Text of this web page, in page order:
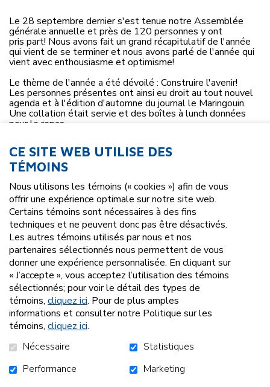
Le 28 septembre dernier s'est tenue notre Assemblée
générale annuelle et près de 120 personnes y ont
pris part! Nous avons fait un grand récapitulatif de l'année
qui vient de se terminer et nous avons parlé de l'année qui
vient avec enthousiasme et optimisme!
Le thème de l'année a été dévoilé : Construire l'avenir!
Les personnes présentes ont ainsi eu droit au tout nouvel
agenda et à l'édition d'automne du journal le Maringouin.
Une collation était servie et des boîtes à lunch données
pour le repas.
Nous en avons profité pour procéder à l'élection du
membre de l'année. Les nominations ont été faites en
fonction de l'implication des personnes, de leur assiduité et
de leurs efforts soutenus dans ce qu'elles entreprennent.
Ainsi, 5 membres étaient en nomination, soit : Marie-Eve
Dufresne, Claudia Brodeur, Gérald Mongrain, Érik Gravel et
Christell Tanguay. Et c'est Claudia Brodeur qui a été choisie
comme membre de l'année. Ses efforts d'intégration ont
touché les membres. Félicitations!
CE SITE WEB UTILISE DES
TÉMOINS
Nous utilisons les témoins (« cookies ») afin de vous
offrir une expérience optimale sur notre site web.
Certains témoins sont nécessaires à des fins
techniques et ne peuvent donc pas être désactivés.
Les autres témoins utilisés par nous et nos
partenaires sélectionnés nous permettent de vous
donner une expérience personnalisée. En cliquant sur
« J’accepte », vous acceptez l’utilisation des témoins
sélectionnés; pour voir le détail des types de
témoins, cliquez ici. Pour de plus amples
informations et consulter notre Politique sur les
témoins, cliquez ici.
Nécessaire
Statistiques
Performance
Marketing